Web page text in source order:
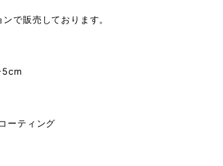
で販売しております。
5cm
ーティング